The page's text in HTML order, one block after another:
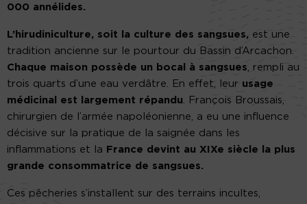
000 annélides.
L’hirudiniculture, soit la culture des sangsues, est une
tradition ancienne sur le pourtour du Bassin d’Arcachon.
Chaque maison possède un bocal à sangsues, rempli au
trois quarts d’une eau verdâtre. En effet, leur usage
médicinal est largement répandu. François Broussais,
chirurgien de l’armée napoléonienne, a eu une influence
décisive sur la pratique de la saignée dans les
inflammations et la France devint au XIXe siècle la plus
grande consommatrice de sangsues.
Ces pêcheries s’installent sur des terrains incultes,